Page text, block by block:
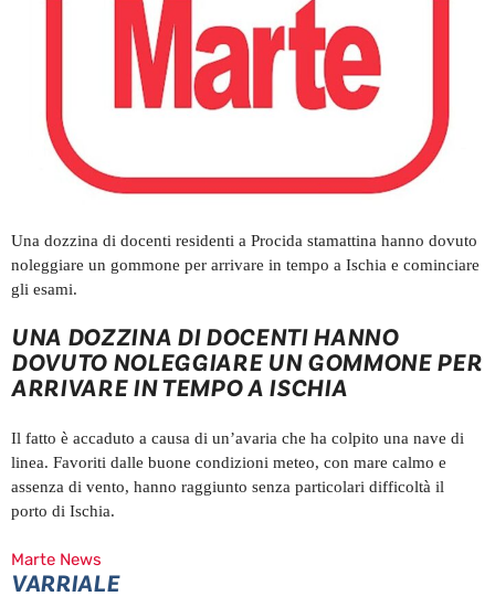
Una dozzina di docenti residenti a Procida stamattina hanno dovuto
noleggiare un gommone per arrivare in tempo a Ischia e cominciare
gli esami.
UNA DOZZINA DI DOCENTI HANNO
DOVUTO NOLEGGIARE UN GOMMONE PER
ARRIVARE IN TEMPO A ISCHIA
Il fatto è accaduto a causa di un’avaria che ha colpito una nave di
linea. Favoriti dalle buone condizioni meteo, con mare calmo e
assenza di vento, hanno raggiunto senza particolari difficoltà il
porto di Ischia.
Marte News
VARRIALE